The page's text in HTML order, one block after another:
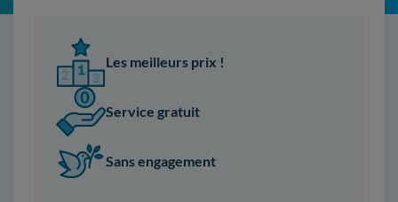
Les meilleurs prix !
Service gratuit
Sans engagement